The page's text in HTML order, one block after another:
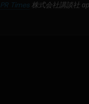
PR Times 株式会社講談社